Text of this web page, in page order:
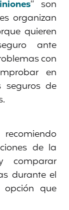
” son
organizan
quieren
ante
con
en
seguros de
de la
comparar
durante el
que